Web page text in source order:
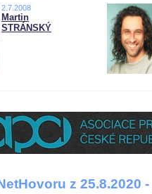
2.7.2008
Martin
STRÁNSKÝ
z 25.8.2020 -